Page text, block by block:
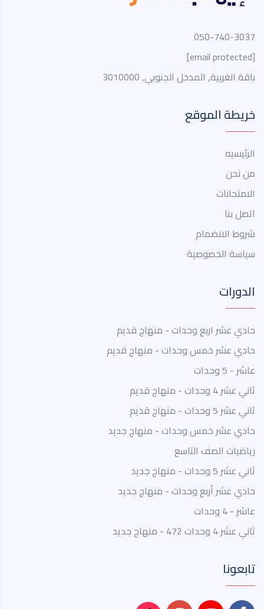
050-740-3037
[email protected]
باقة الغربية, المدخل الجنوبي, 3010000
خريطة الموقع
الرئيسيه
من نحن
الامتحانات
اتصل بنا
شروط الانضمام
سياسة الخصوصية
الدورات
حادي عشر اربع وحدات - منهاج قديم
حادي عشر خمس وحدات - منهاج قديم
عاشر - 5 وحدات
ثاني عشر 4 وحدات - منهاج قديم
ثاني عشر 5 وحدات - منهاج قديم
حادي عشر خمس وحدات - منهاج جديد
رياضيات الصف التاسع
ثاني عشر 5 وحدات - منهاج جديد
حادي عشر أربع وحدات - منهاج جديد
عاشر - 4 وحدات
ثاني عشر 4 وحدات 472 - منهاج جديد
تابعونا